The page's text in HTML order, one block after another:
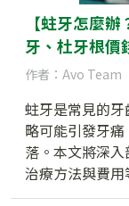
【蛀牙怎麼
牙、杜牙根價
作者：Avo Team
蛀牙是常見的
略可能引發牙
落。本文將深
治療方法與費
決問題，守護